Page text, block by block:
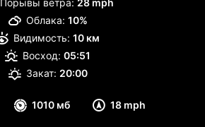
1010 мб 18 mph
Облака: 10%
Видимость: 10 км
Восход: 05:51
Закат: 20:00